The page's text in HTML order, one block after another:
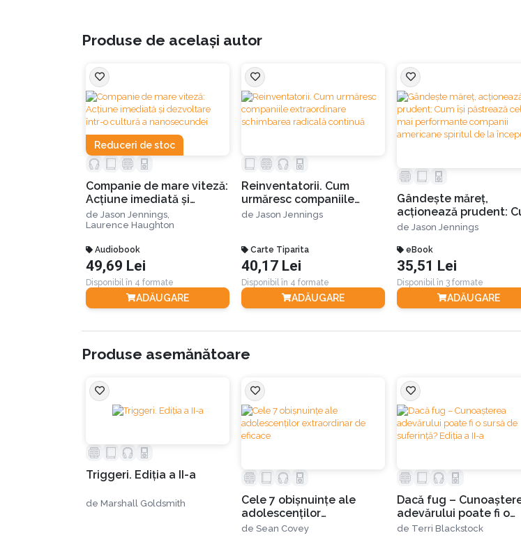
Produse de același autor
Reduceri de stoc
Companie de mare viteză:
Acțiune imediată și
dezvoltare într-o cultură
a nanosecundei
de Jason Jennings,
Laurence Haughton
Audiobook
49,69 Lei
Disponibil în 4 formate
ADĂUGARE
Reinventatorii. Cum
urmăresc companiile
extraordinare schimbarea
de Jason Jennings
Carte Tiparita
40,17 Lei
Disponibil în 4 formate
ADĂUGARE
Gândește măreț,
acționează prudent:
își păstrează cele mai
americane spiritul de la
începuturi
de Jason Jennings
eBook
35,51 Lei
Disponibil în 3 formate
ADĂUGARE
Produse asemănătoare
Triggeri. Ediția a II-a
de Marshall Goldsmith
Cele 7 obişnuinţe ale
adolescenţilor
extraordinar de eficace
de Sean Covey
Dacă fug –
adevărului poate fi o
sursă de suferință?
de Terri Blackstock